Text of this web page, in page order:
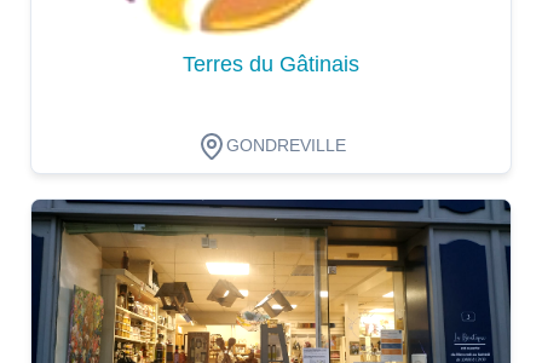
Terres du Gâtinais
GONDREVILLE
Dégustation